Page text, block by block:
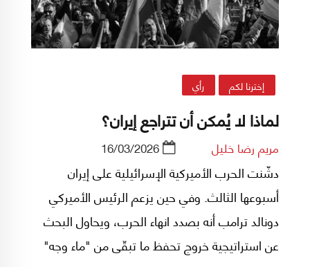
إخترنا لكم رأي
لماذا لا يُمكن أن تتراجع إيران؟
مريم رضا خليل 16/03/2026
دشّنت الحرب الأميركية الإسرائيلية على إيران
أسبوعها الثالث. وفي حين يزعم الرئيس الأميركي
دونالد ترامب أنه بصدد انهاء الحرب، ويحاول البحث
عن استراتيجية خروج تحفظ ما تبقّى من "ماء وجه"